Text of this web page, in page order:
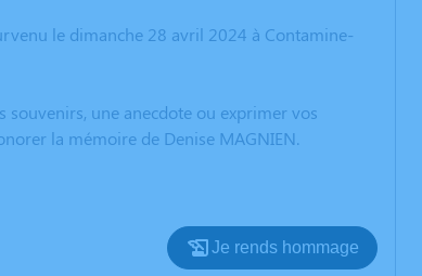
le dimanche 28 avril 2024 à Contamine-
souvenirs, une anecdote ou exprimer vos
la mémoire de Denise MAGNIEN.
Je rends hommage